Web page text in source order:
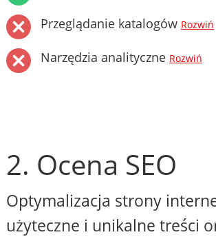
Przeglądanie katalogów Rozwiń
Narzędzia analityczne Rozwiń
2. Ocena SEO
Optymalizacja strony
użyteczne i unikalne treści